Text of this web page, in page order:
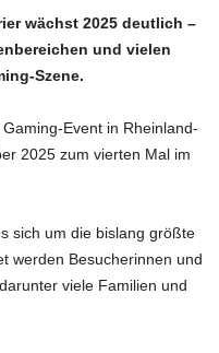
wächst 2025 deutlich –
und vielen
Szene.
Event in Rheinland-
2025 zum vierten Mal im
sich um die bislang größte
werden Besucherinnen und
viele Familien und